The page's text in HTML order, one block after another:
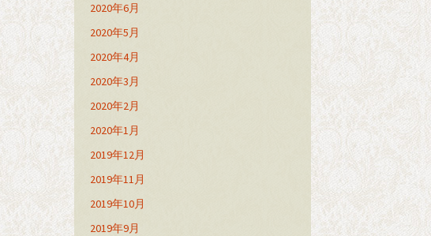
2020年6月
2020年5月
2020年4月
2020年3月
2020年2月
2020年1月
2019年12月
2019年11月
2019年10月
2019年9月